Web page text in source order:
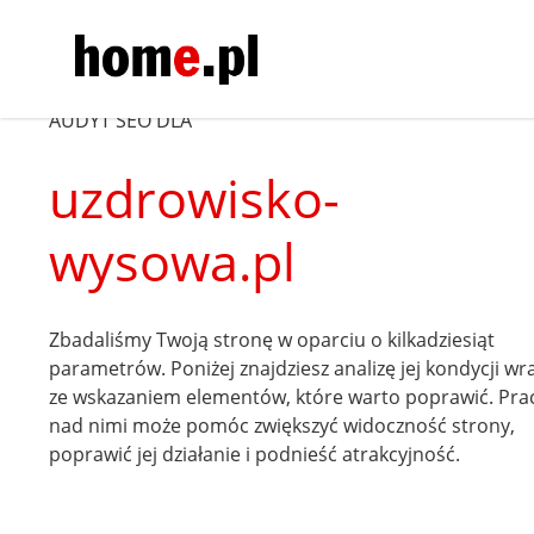
AUDYT SEO DLA
uzdrowisko-
wysowa.pl
Zbadaliśmy Twoją stronę w oparciu o kilkadziesiąt
parametrów. Poniżej znajdziesz analizę jej kondycji
ze wskazaniem elementów, które warto poprawić.
nad nimi może pomóc zwiększyć widoczność strony,
poprawić jej działanie i podnieść atrakcyjność.